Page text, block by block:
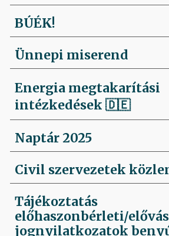
BÚÉK!
Ünnepi miserend
Energia megtakarítási
intézkedések🇩🇪
Naptár 2025
Civil szervezetek
Tájékoztatás
előhaszonbérleti/
jognyilatkozatok